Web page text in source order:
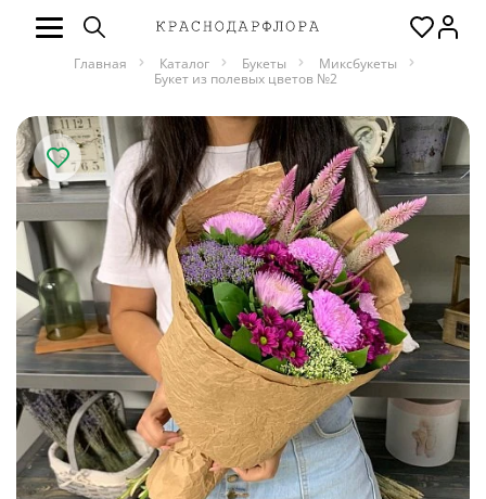
Главная Каталог Букеты
Миксбукеты
Букет из полевых цветов №2